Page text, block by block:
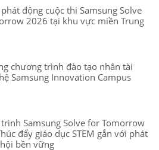
động cuộc thi Samsung Solve
2026 tại khu vực miền Trung
chương trình đào tạo nhân tài
Samsung Innovation Campus
Samsung Solve for Tomorrow
đẩy giáo dục STEM gắn với phát
bền vững